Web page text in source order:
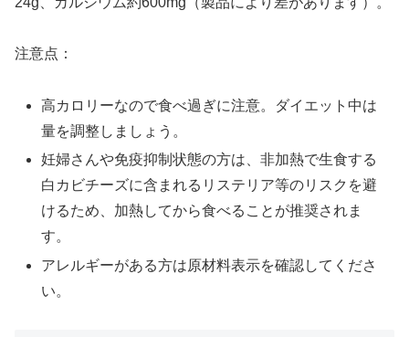
注意点：
高カロリーなので食べ過ぎに注意。ダイエット中は
量を調整しましょう。
妊婦さんや免疫抑制状態の方は、非加熱で生食する
白カビチーズに含まれるリステリア等のリスクを避
けるため、加熱してから食べることが推奨されま
す。
アレルギーがある方は原材料表示を確認してくださ
い。